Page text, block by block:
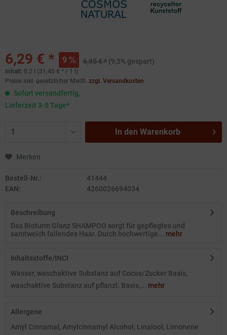
6,29 € * 9 6,95 € * (9,5% gespart)
Inhalt: 0.2 l (31,45 € * / 1 l)
Preise inkl. gesetzlicher MwSt. zzgl. Versandkosten
Sofort versandfertig,
Lieferzeit 3-5 Tage*
In den Warenkorb
Merken
Bestell-Nr.:
41444
EAN:
4260026694034
Beschreibung
Das Bioturm Glanz SHAMPOO sorgt für gepflegtes und
samtweich fallendes Haar. Durch hochwertige... mehr
Inhaltsstoffe/INCI
Wasser, waschaktive Substanz auf Cocos/Zucker Basis,
waschaktive Substanz auf pflanzl. Basis,... mehr
Allergene
Amyl Cinnamal, Amylcinnamyl Alcohol, Linalool, Limonene